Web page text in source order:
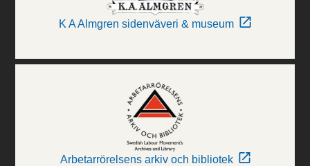
K A Almgren sidenväveri & museum
Arbetarrörelsens arkiv och bibliotek